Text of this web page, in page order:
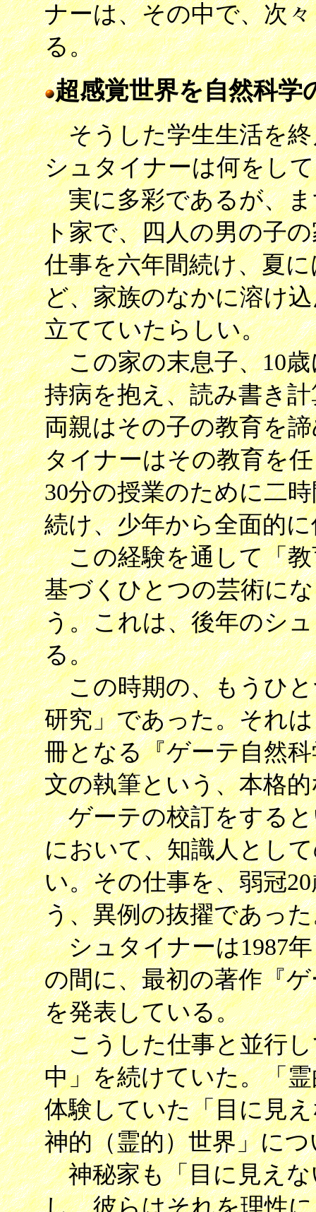
ナーは、その中で、次
る。
超感覚世界を自然科学
そうした学生生活を終
シュタイナーは何をし
実に多彩であるが、ま
ト家で、四人の男の子
仕事を六年間続け、夏
ど、家族のなかに溶け
立てていたらしい。
この家の末息子、10歳
持病を抱え、読み書き
両親はその子の教育を
タイナーはその教育を
30分の授業のために二
続け、少年から全面的
この経験を通して「教
基づくひとつの芸術に
う。これは、後年のシ
る。
この時期の、もうひと
研究」であった。それ
冊となる『ゲーテ自然
文の執筆という、本格
ゲーテの校訂をすると
において、知識人とし
い。その仕事を、弱冠
う、異例の抜擢であっ
シュタイナーは1987年
の間に、最初の著作『
を発表している。
こうした仕事と並行し
中」を続けていた。「
体験していた「目に見
神的（霊的）世界」に
神秘家も「目に見えな
し、彼らはそれを理性